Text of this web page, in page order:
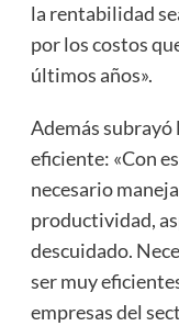
la rentabilidad
por los costos
últimos años».
Además subrayó
eficiente: «Con
necesario
productividad,
descuidado.
ser muy
empresas del